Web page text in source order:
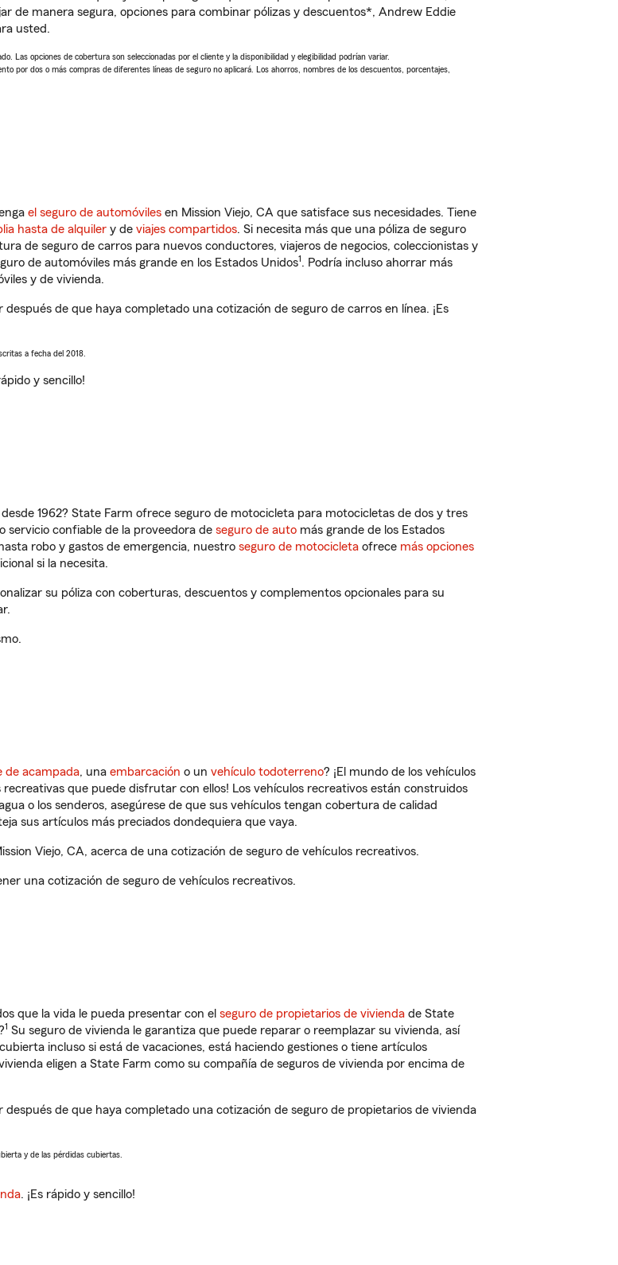
de manera segura, opciones para combinar pólizas y descuentos*, Andrew Eddie
usted.
Las opciones de cobertura son seleccionadas por el cliente y la disponibilidad y elegibilidad podrían variar.
por dos o más compras de diferentes líneas de seguro no aplicará. Los ahorros, nombres de los descuentos, porcentajes,
el seguro de automóviles en Mission Viejo, CA que satisface sus necesidades. Tiene
hasta de alquiler y de viajes compartidos. Si necesita más que una póliza de seguro
de seguro de carros para nuevos conductores, viajeros de negocios, coleccionistas y
de automóviles más grande en los Estados Unidos1. Podría incluso ahorrar más
y de vivienda.
de que haya completado una cotización de seguro de carros en línea. ¡Es
a fecha del 2018.
y sencillo!
1962? State Farm ofrece seguro de motocicleta para motocicletas de dos y tres
servicio confiable de la proveedora de seguro de auto más grande de los Estados
robo y gastos de emergencia, nuestro seguro de motocicleta ofrece más opciones
si la necesita.
su póliza con coberturas, descuentos y complementos opcionales para su
de acampada, una embarcación o un vehículo todoterreno? ¡El mundo de los vehículos
que puede disfrutar con ellos! Los vehículos recreativos están construidos
o los senderos, asegúrese de que sus vehículos tengan cobertura de calidad
sus artículos más preciados dondequiera que vaya.
Viejo, CA, acerca de una cotización de seguro de vehículos recreativos.
una cotización de seguro de vehículos recreativos.
que la vida le pueda presentar con el seguro de propietarios de vivienda de State
1 Su seguro de vivienda le garantiza que puede reparar o reemplazar su vivienda, así
incluso si está de vacaciones, está haciendo gestiones o tiene artículos
eligen a State Farm como su compañía de seguros de vivienda por encima de
de que haya completado una cotización de seguro de propietarios de vivienda
y de las pérdidas cubiertas.
. ¡Es rápido y sencillo!